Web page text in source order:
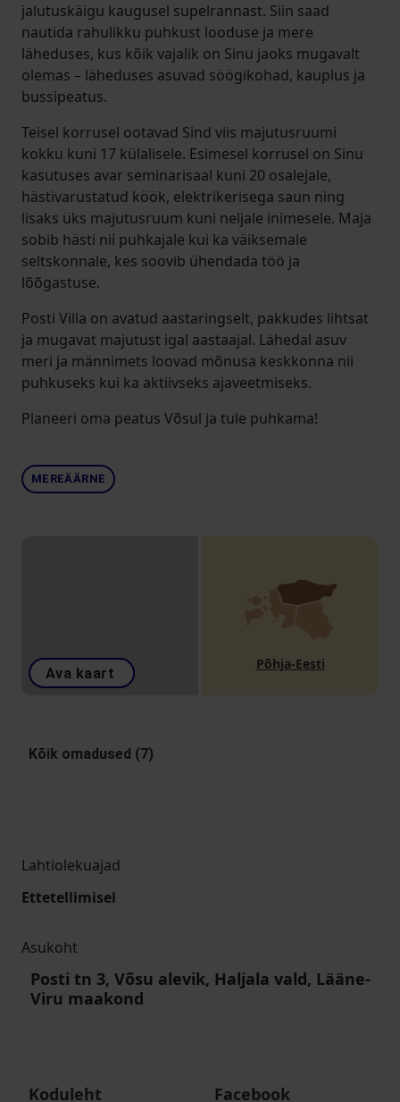
jalutuskäigu kaugusel supelrannast. Siin saad
nautida rahulikku puhkust looduse ja mere
läheduses, kus kõik vajalik on Sinu jaoks mugavalt
olemas – läheduses asuvad söögikohad, kauplus ja
bussipeatus.
Teisel korrusel ootavad Sind viis majutusruumi
kokku kuni 17 külalisele. Esimesel korrusel on Sinu
kasutuses avar seminarisaal kuni 20 osalejale,
hästivarustatud köök, elektrikerisega saun ning
lisaks üks majutusruum kuni neljale inimesele. Maja
sobib hästi nii puhkajale kui ka väiksemale
seltskonnale, kes soovib ühendada töö ja
lõõgastuse.
Posti Villa on avatud aastaringselt, pakkudes lihtsat
ja mugavat majutust igal aastaajal. Lähedal asuv
meri ja männimets loovad mõnusa keskkonna nii
puhkuseks kui ka aktiivseks ajaveetmiseks.
Planeeri oma peatus Võsul ja tule puhkama!
MEREÄÄRNE
Ava kaart
Põhja-Eesti
Kõik omadused (7)
Lahtiolekuajad
Ettetellimisel
Asukoht
Posti tn 3, Võsu alevik, Haljala vald, Lääne-
Viru maakond
Koduleht
Facebook